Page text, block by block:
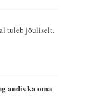
tuleb jõuliselt.
andis ka oma